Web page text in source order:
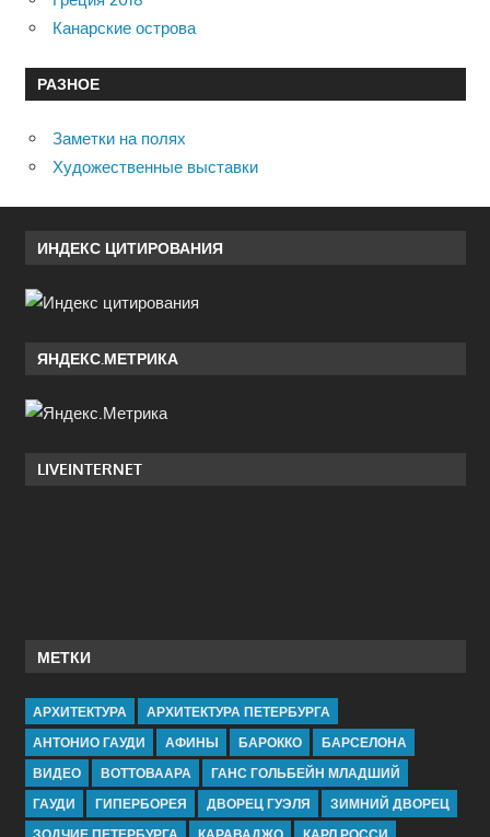
Канарские острова
РАЗНОЕ
Заметки на полях
Художественные выставки
ИНДЕКС ЦИТИРОВАНИЯ
ЯНДЕКС.МЕТРИКА
LIVEINTERNET
МЕТКИ
АРХИТЕКТУРА
АРХИТЕКТУРА ПЕТЕРБУРГА
АНТОНИО ГАУДИ
АФИНЫ БАРОККО
БАРСЕЛОНА
ВИДЕО
ВОТТОВААРА
ГАНС ГОЛЬБЕЙН МЛАДШИЙ
ГАУДИ
ГИПЕРБОРЕЯ ДВОРЕЦ ГУЭЛЯ
ЗИМНИЙ ДВОРЕЦ